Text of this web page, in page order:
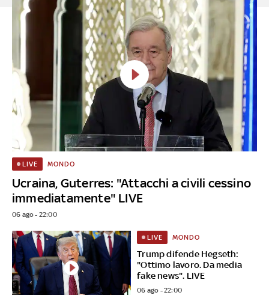
Ucraina, Guterres: "Attacchi a civili cessino
immediatamente" LIVE
LIVE MONDO
06 ago - 22:00
Trump difende Hegseth:
"Ottimo lavoro. Da media
fake news". LIVE
LIVE MONDO
06 ago - 22:00